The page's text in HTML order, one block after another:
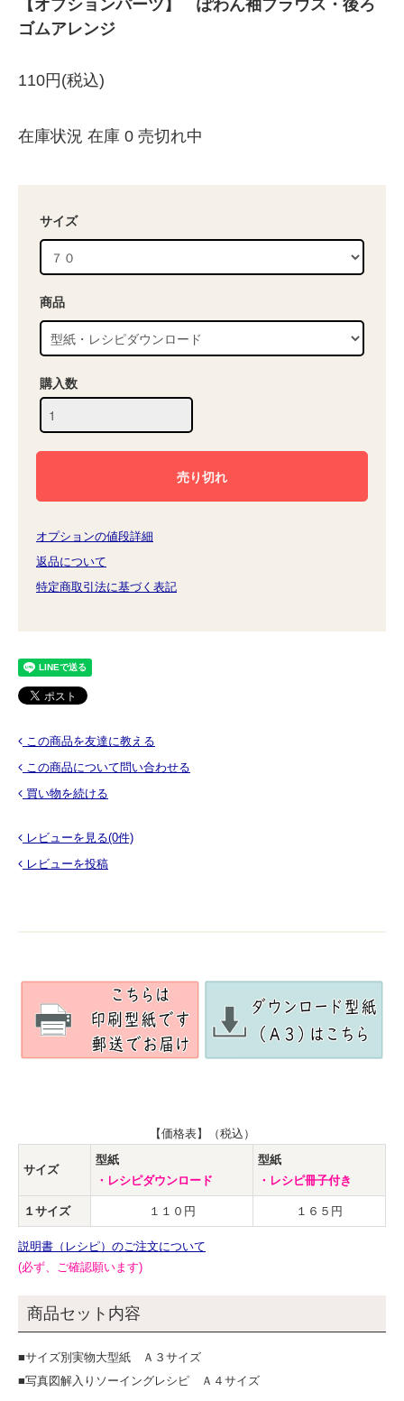
【オプションパーツ】 ぽわん袖ブラウス・後ろ
ゴムアレンジ
110円(税込)
在庫状況 在庫 0 売切れ中
サイズ
商品
購入数
オプションの値段詳細
返品について
特定商取引法に基づく表記
この商品を友達に教える
この商品について問い合わせる
買い物を続ける
レビューを見る(0件)
レビューを投稿
【価格表】（税込）
サイズ
型紙
・レシピダウンロード
型紙
・レシピ冊子付き
１サイズ １１０円 １６５円
説明書（レシピ）のご注文について
(必ず、ご確認願います)
商品セット内容
■サイズ別実物大型紙 Ａ３サイズ
■写真図解入りソーイングレシピ Ａ４サイズ